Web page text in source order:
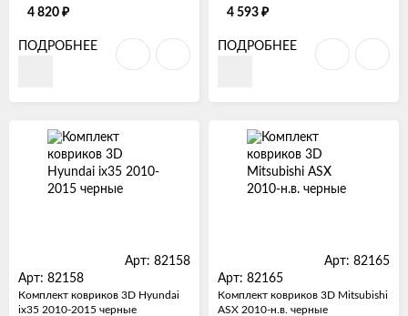
4 820 ₽
ПОДРОБНЕЕ
4 593 ₽
ПОДРОБНЕЕ
Арт: 82158
Арт: 82158
Комплект ковриков 3D Hyundai
ix35 2010-2015 черные
Арт: 82165
Арт: 82165
Комплект ковриков 3D Mitsubishi
ASX 2010-н.в. черные